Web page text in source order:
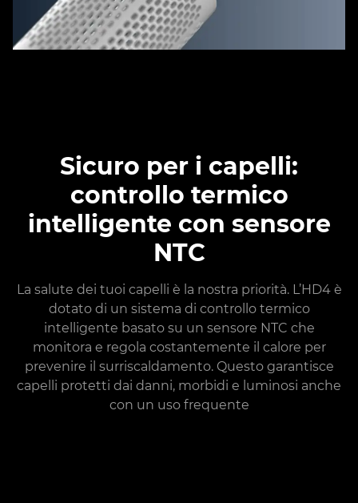
Sicuro per i capelli:
controllo termico
intelligente con sensore
NTC
La salute dei tuoi capelli è la nostra priorità. L’HD4 è
dotato di un sistema di controllo termico
intelligente basato su un sensore NTC che
monitora e regola costantemente il calore per
prevenire il surriscaldamento. Questo garantisce
capelli protetti dai danni, morbidi e luminosi anche
con un uso frequente